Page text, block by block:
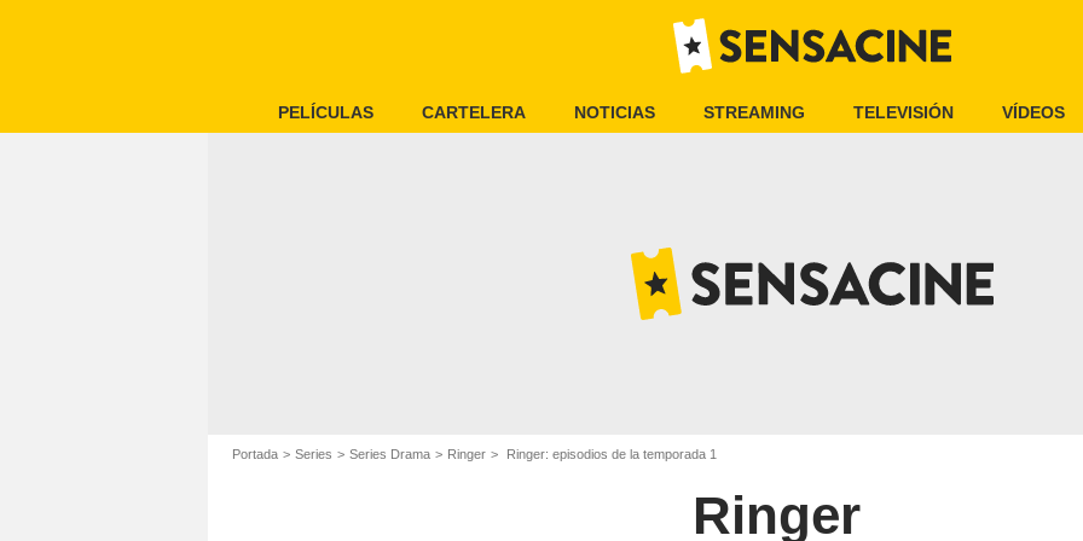
PELÍCULAS CARTELERA NOTICIAS STREAMING TELEVISIÓN VÍDEOS
Portada Series Series Drama Ringer Ringer: episodios de la temporada 1
Ringer